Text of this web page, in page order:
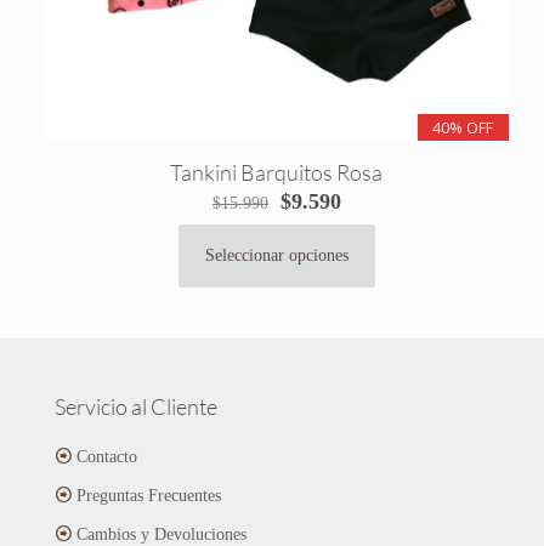
40% OFF
Tankini Barquitos Rosa
$15.990
El
precio
original
$9.590El
precio
actual
Seleccionar opciones
producto
opciones
elegir
Servicio al Cliente
Contacto
Preguntas Frecuentes
Cambios y Devoluciones